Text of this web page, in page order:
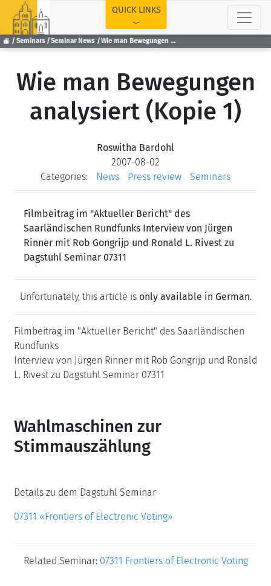
Seminars Seminar News Wie man Bewegungen analysiert (Kopie 1)
QUICK LINKS
Wie man Bewegungen
analysiert (Kopie 1)
Roswitha Bardohl
2007-08-02
Categories:
News Press review Seminars
Filmbeitrag im "Aktueller Bericht" des
Saarländischen Rundfunks Interview von Jürgen
Rinner mit Rob Gongrijp und Ronald L. Rivest zu
Dagstuhl Seminar 07311
Unfortunately, this article is only available in German.
Filmbeitrag im "Aktueller Bericht" des Saarländischen
Rundfunks
Interview von Jürgen Rinner mit Rob Gongrijp und Ronald
L. Rivest zu Dagstuhl Seminar 07311
Wahlmaschinen zur
Stimmauszählung
Details zu dem Dagstuhl Seminar
07311 «Frontiers of Electronic Voting»
Related Seminar: 07311 Frontiers of Electronic Voting